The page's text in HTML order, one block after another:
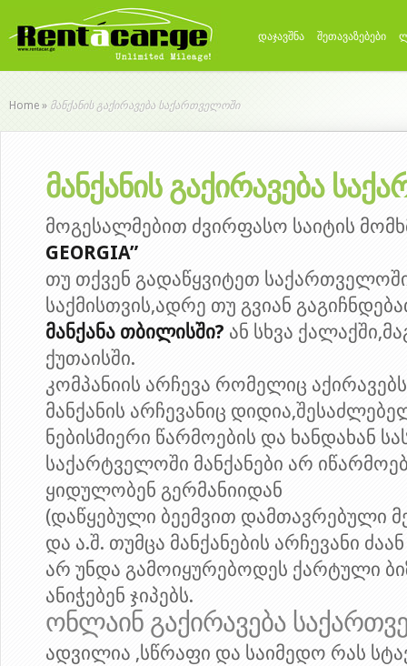
დაჯავშნა შეთავაზებები
Home » მანქანის გაქირავება საქართველოში
მანქანის გაქირავება
მოგესალმებით ძვირფასო საიტის
GEORGIA”
თუ თქვენ გადაწყვიტეთ
საქმისთვის,ადრე თუ გვიან
მანქანა თბილისში? ან სხვა
ქუთაისში.
კომპანიის არჩევა რომელიც
მანქანის არჩევანიც
ნებისმიერი წარმოების და ხანდახან
საქარტველოში მანქანები არ
ყიდულობენ გერმანიიდან
(დაწყებული ბეემვით დამთავრებული
და ა.შ. თუმცა მანქანების არჩევანი
არ უნდა გამოიყურებოდეს ქარტული
ანიჭებენ ჯიპებს.
ონლაინ გაქირავება
ადვილია ,სწრაფი და საიმედო რას